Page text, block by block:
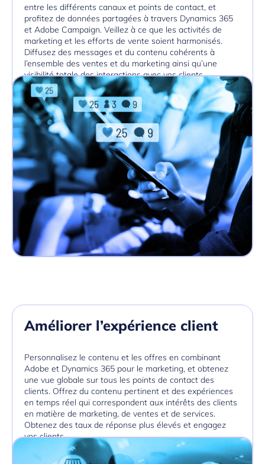
entre les différents canaux et points de contact, et
profitez de données partagées à travers Dynamics 365
et Adobe Campaign. Veillez à ce que les activités de
marketing et les efforts de vente soient harmonisés.
Diffusez des messages et du contenu cohérents à
l’ensemble des ventes et du marketing ainsi qu’une
visibilité totale des interactions avec vos clients.
Améliorer l’expérience client
Personnalisez le contenu et les offres en combinant
Adobe et Dynamics 365 pour le marketing, et obtenez
une vue globale sur tous les points de contact des
clients. Offrez du contenu pertinent et des expériences
en temps réel qui correspondent aux intérêts des clients
en matière de marketing, de ventes et de services.
Obtenez des taux de réponse plus élevés et engagez
vos clients.